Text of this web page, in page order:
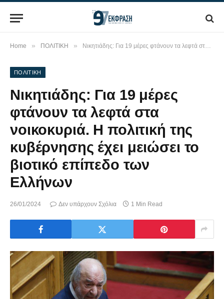
Home » ΠΟΛΙΤΙΚΗ » Νικητιάδης: Για 19 μέρες φτάνουν τα λεφτά στα νοικοκυριά. Η πολιτική της κυβέρνησης έχει μειώσει το βιοτικό επίπεδο των Ελλήνων
ΠΟΛΙΤΙΚΗ
Νικητιάδης: Για 19 μέρες
φτάνουν τα λεφτά στα
νοικοκυριά. Η πολιτική της
κυβέρνησης έχει μειώσει το
βιοτικό επίπεδο των
Ελλήνων
26/01/2024 Δεν υπάρχουν Σχόλια 1 Min Read